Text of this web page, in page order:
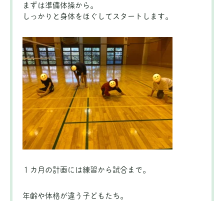
まずは準備体操から。
しっかりと身体をほぐしてスタートします。
１カ月の計画には練習から試合まで。
年齢や体格が違う子どもたち。